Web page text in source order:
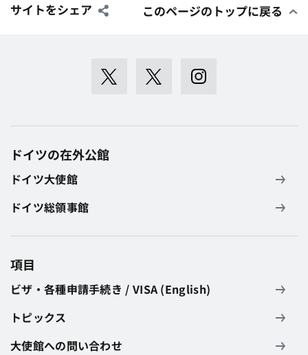
サイトをシェア このページのトップに戻る
ドイツの在外公館
ドイツ大使館
ドイツ総領事館
項目
ビザ・各種申請手続き / VISA (English)
トピックス
大使館への問い合わせ